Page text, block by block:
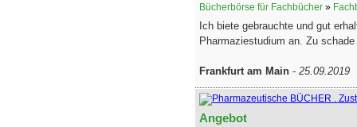
Bücherbörse für Fachbücher »
Ich biete gebrauchte und gut
Pharmaziestudium an. Zu
Frankfurt am Main - 25.09.2019
Angebot